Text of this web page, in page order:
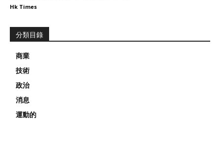
Hk Times
分類目錄
商業
技術
政治
消息
運動的